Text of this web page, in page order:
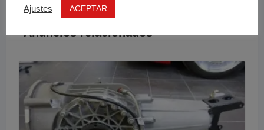
Anuncios relacionados
Ajustes ACEPTAR